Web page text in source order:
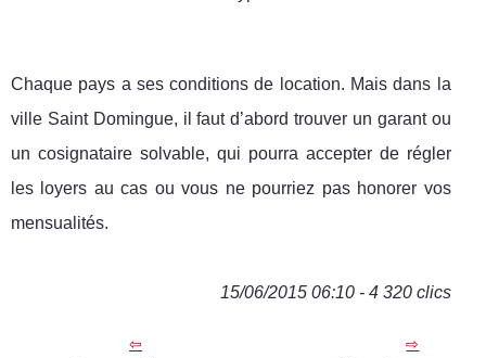
Chaque pays a ses conditions de location. Mais dans la
ville Saint Domingue, il faut d’abord trouver un garant ou
un cosignataire solvable, qui pourra accepter de régler
les loyers au cas ou vous ne pourriez pas honorer vos
mensualités.
15/06/2015 06:10 - 4 320 clics